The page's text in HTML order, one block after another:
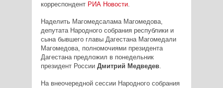
корреспондент РИА Новости.
Наделить Магомедсалама Магомедова,
депутата Народного собрания республики и
сына бывшего главы Дагестана Магомедали
Магомедова, полномочиями президента
Дагестана предложил в понедельник
президент России Дмитрий Медведев.
На внеочередной сессии Народного собрания